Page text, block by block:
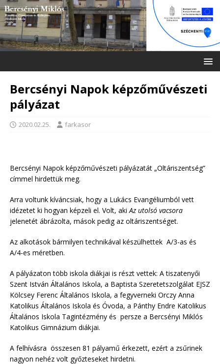
Bercsényi Napok képzőművészeti
pályázat
2020.02.25. farkasor
Bercsényi Napok képzőművészeti pályázatát „Oltáriszentség”
címmel hirdettük meg.
Arra voltunk kíváncsiak, hogy a Lukács Evangéliumból vett
idézetet ki hogyan képzeli el. Volt, aki Az utolsó vacsora
jelenetét ábrázolta, mások pedig az oltáriszentséget.
Az alkotások bármilyen technikával készülhettek A/3-as és
A/4-es méretben.
A pályázaton több iskola diákjai is részt vettek: A tiszatenyői
Szent István Általános Iskola, a Baptista Szeretetszolgálat EJSZ
Kölcsey Ferenc Általános Iskola, a fegyverneki Orczy Anna
Katolikus Általános Iskola és Óvoda, a Pánthy Endre Katolikus
Általános Iskola Tagintézmény és persze a Bercsényi Miklós
Katolikus Gimnázium diákjai.
A felhívásra összesen 81 pályamű érkezett, ezért a zsűrinek
nagyon nehéz volt győzteseket hirdetni.